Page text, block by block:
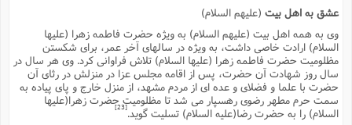
عشق به اهل بیت(علیهم السلام)
وى به همه اهل بیت (علیهم السلام) به ویژه حضرت فاطمه زهرا (علیها
السلام) ارادت خاصى داشت، به ویژه در سالهاى آخر عمر، براى شکستن
مظلومیت حضرت فاطمه زهرا (علیها السلام) تلاش فراوانى کرد. وى هر سال در
سال روز شهادت آن حضرت، پس از اقامه مجلس عزا در منزلش در رثاى آن
حضرت با علما و فضلاى و عده اى از مردم مشهد، از منزل خارج و پاى پیاده به
سمت حرم مطهر رضوى رهسپار مى شد تا مظلومیت حضرت زهرا(علیها
السلام) را به حضرت رضا(علیه السلام) تسلیت گوید.